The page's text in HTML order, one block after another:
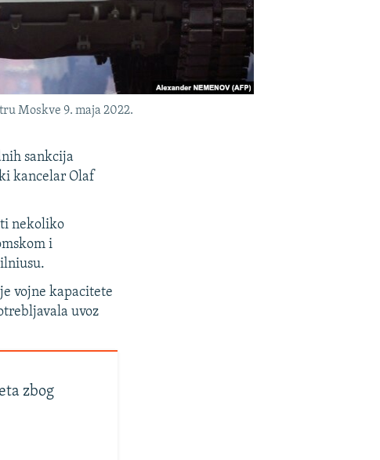
Moskve 9. maja 2022.
sankcija
kancelar Olaf
nekoliko
i
vojne kapacitete
uvoz
zbog